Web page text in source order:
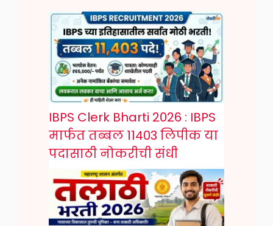
IBPS Clerk Bharti 2026 : IBPS
मार्फत तब्बल 11403 लिपीक या
पदासाठी नोकरीची संधी